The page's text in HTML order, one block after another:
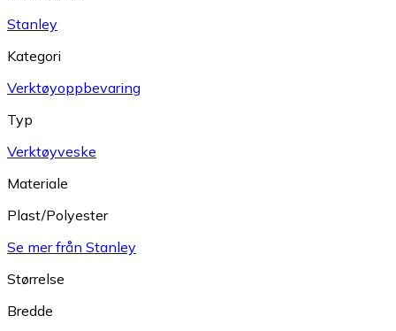
Stanley
Kategori
Verktøyoppbevaring
Typ
Verktøyveske
Materiale
Plast/Polyester
Se mer från Stanley
Størrelse
Bredde